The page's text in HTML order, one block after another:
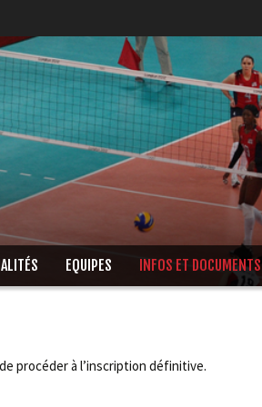
EQUIPES INFOS ET DOCUMENTS
procéder à l’inscription définitive.